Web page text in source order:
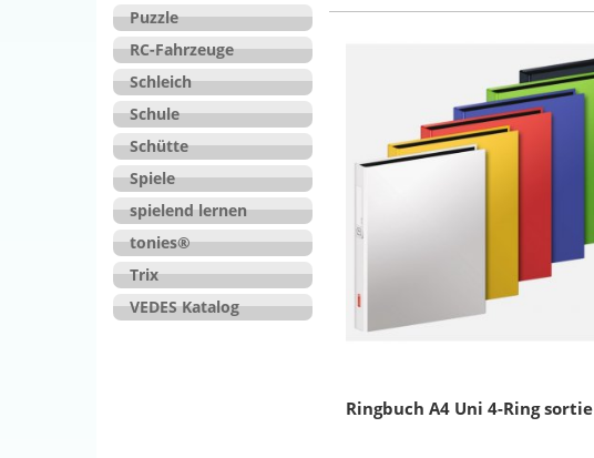
Puzzle
RC-Fahrzeuge
Schleich
Schule
Schütte
Spiele
spielend lernen
tonies®
Trix
VEDES Katalog
Ringbuch A4 Uni 4-Ring sortie